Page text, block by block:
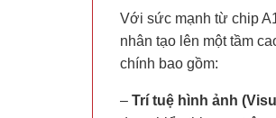
Với sức mạnh từ chip
nhân tạo lên một tầm
chính bao gồm:
– Trí tuệ hình ảnh